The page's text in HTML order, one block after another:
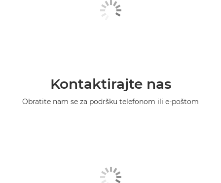
Kontaktirajte nas
Obratite nam se za podršku telefonom ili e-poštom